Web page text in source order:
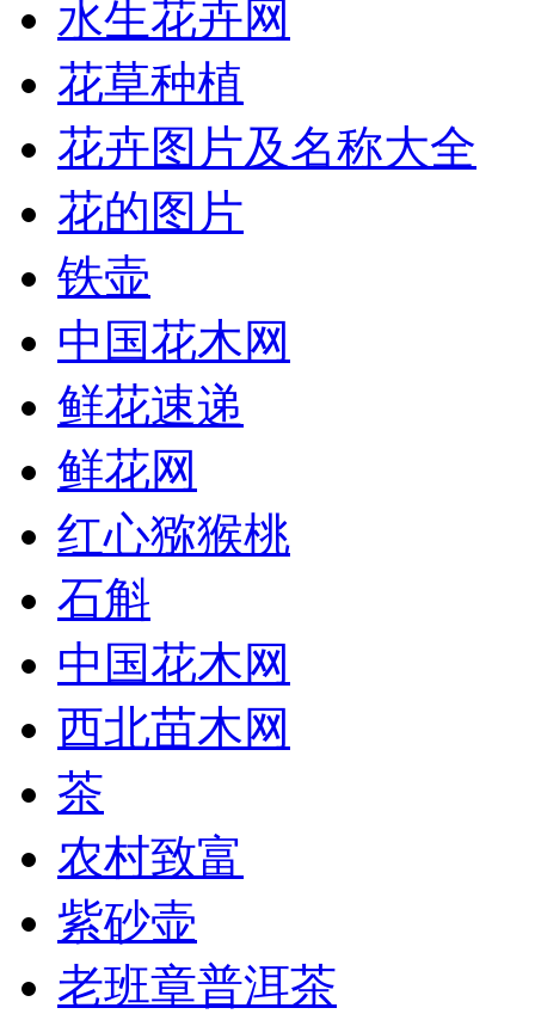
水生花卉网
花草种植
花卉图片及名称大全
花的图片
铁壶
中国花木网
鲜花速递
鲜花网
红心猕猴桃
石斛
中国花木网
西北苗木网
茶
农村致富
紫砂壶
老班章普洱茶